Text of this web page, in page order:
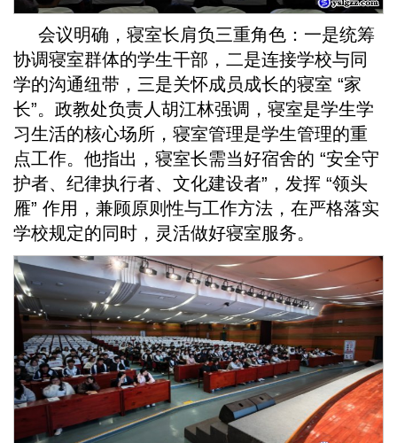
会议明确，寝室长肩负三重角色：一是统筹
协调寝室群体的学生干部，二是连接学校与同
学的沟通纽带，三是关怀成员成长的寝室 “家
长”。政教处负责人胡江林强调，寝室是学生学
习生活的核心场所，寝室管理是学生管理的重
点工作。他指出，寝室长需当好宿舍的 “安全守
护者、纪律执行者、文化建设者”，发挥 “领头
雁” 作用，兼顾原则性与工作方法，在严格落实
学校规定的同时，灵活做好寝室服务。